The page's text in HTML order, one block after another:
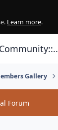
Learn more.
Gallery
Forum